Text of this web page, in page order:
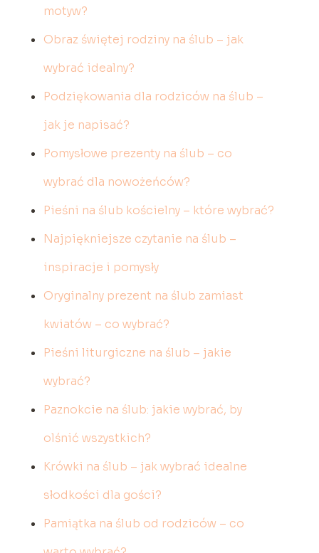
motyw?
Obraz świętej rodziny na ślub – jak
wybrać idealny?
Podziękowania dla rodziców na ślub –
jak je napisać?
Pomysłowe prezenty na ślub – co
wybrać dla nowożeńców?
Pieśni na ślub kościelny – które wybrać?
Najpiękniejsze czytanie na ślub –
inspiracje i pomysły
Oryginalny prezent na ślub zamiast
kwiatów – co wybrać?
Pieśni liturgiczne na ślub – jakie
wybrać?
Paznokcie na ślub: jakie wybrać, by
olśnić wszystkich?
Krówki na ślub – jak wybrać idealne
słodkości dla gości?
Pamiątka na ślub od rodziców – co